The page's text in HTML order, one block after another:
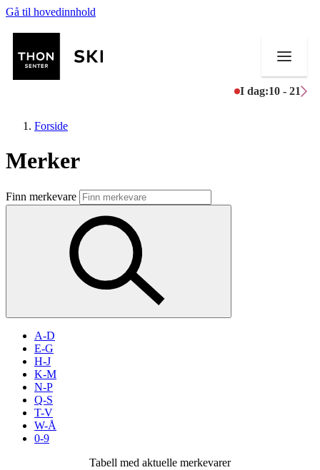
Gå til hovedinnhold
I dag:10 - 21
Butikker
Mat og drikke
Aktiviteter
Inspirasjon
Søk
Forside
Merker
Finn merkevare
A-D
E-G
H-J
K-M
N-P
Q-S
T-V
W-Å
0-9
Tabell med aktuelle merkevarer